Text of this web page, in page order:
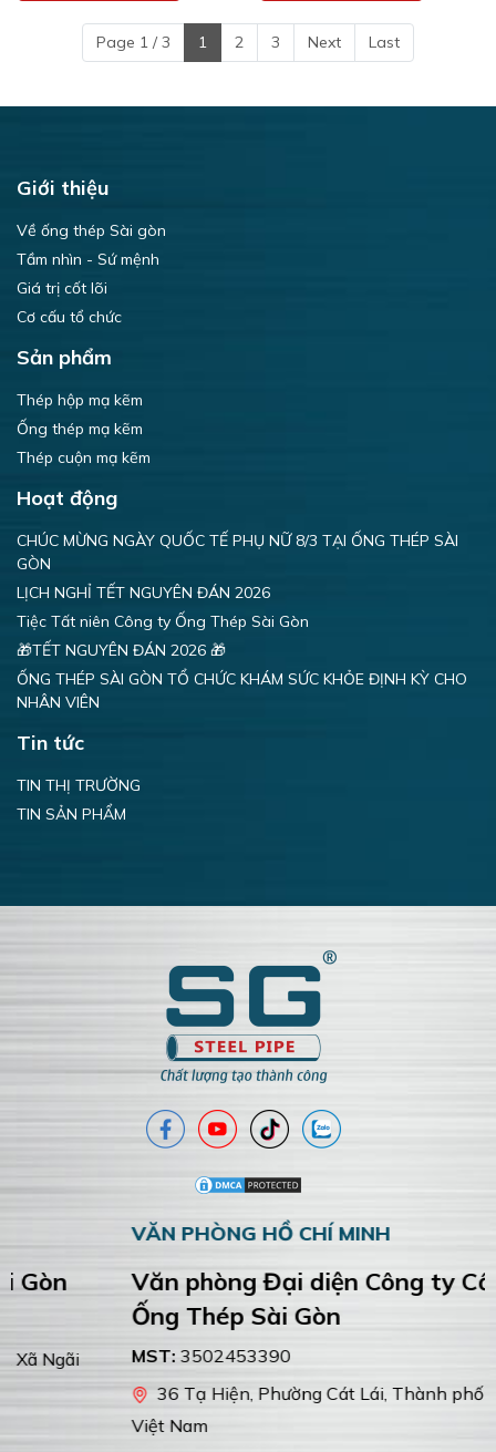
Page 1 / 3 1 2 3 Next Last
Giới thiệu
Về ống thép Sài gòn
Tầm nhìn - Sứ mệnh
Giá trị cốt lõi
Cơ cấu tổ chức
Sản phẩm
Thép hộp mạ kẽm
Ống thép mạ kẽm
Thép cuộn mạ kẽm
Hoạt động
CHÚC MỪNG NGÀY QUỐC TẾ PHỤ NỮ 8/3 TẠI ỐNG THÉP SÀI
GÒN
LỊCH NGHỈ TẾT NGUYÊN ĐÁN 2026
Tiệc Tất niên Công ty Ống Thép Sài Gòn
🎁TẾT NGUYÊN ĐÁN 2026 🎁
ỐNG THÉP SÀI GÒN TỔ CHỨC KHÁM SỨC KHỎE ĐỊNH KỲ CHO
NHÂN VIÊN
Tin tức
TIN THỊ TRƯỜNG
TIN SẢN PHẨM
VĂN PHÒNG HỒ CHÍ MINH
Văn phòng Đại diện Công ty Cổ Phần
Ống Thép Sài Gòn
MST:3502453390
36 Tạ Hiện, Phường Cát Lái, Thành phố Hồ Chí Minh,